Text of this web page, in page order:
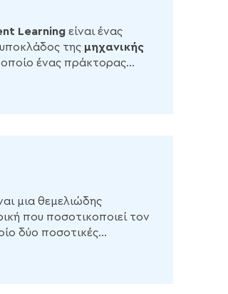
Learning είναι ένας
υποκλάδος της μηχανικής
οποίο ένας πράκτορας
αλληλεπιδρώντας
μια θεμελιώδης
που ποσοτικοποιεί τον
δύο ποσοτικές